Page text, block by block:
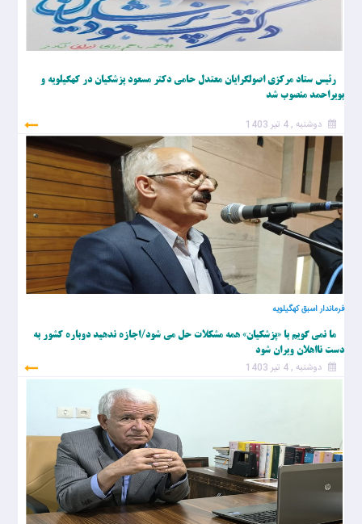
رئیس ستاد مرکزی اصولگرایان معتدل حامی دکتر مسعود پزشکیان در کهگیلویه و
بویراحمد منصوب شد
دوشنبه , 4 تیر 1403
فرماندار اسبق کهگیلویه
ما نمی گویم با «پزشکیان» همه مشکلات حل می شود/اجازه ندهید دوباره کشور به
دست نااهلان ویران شود
دوشنبه , 4 تیر 1403